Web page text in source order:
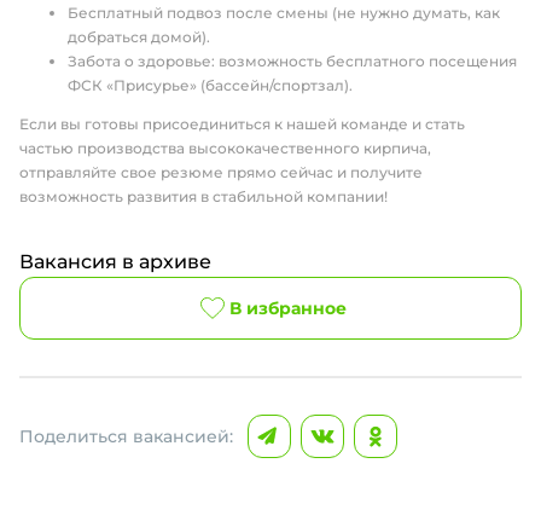
Бесплатный подвоз после смены (не нужно думать, как
добраться домой).
Забота о здоровье: возможность бесплатного посещения
ФСК «Присурье» (бассейн/спортзал).
Если вы готовы присоединиться к нашей команде и стать
частью производства высококачественного кирпича,
отправляйте свое резюме прямо сейчас и получите
возможность развития в стабильной компании!
Вакансия в архиве
В избранное
Поделиться вакансией: